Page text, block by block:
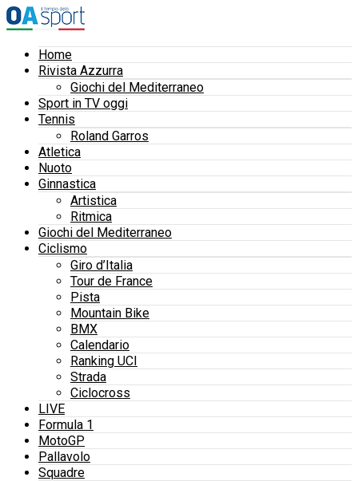
Home
Rivista Azzurra
Giochi del Mediterraneo
Sport in TV oggi
Tennis
Roland Garros
Atletica
Nuoto
Ginnastica
Artistica
Ritmica
Giochi del Mediterraneo
Ciclismo
Giro d’Italia
Tour de France
Pista
Mountain Bike
BMX
Calendario
Ranking UCI
Strada
Ciclocross
LIVE
Formula 1
MotoGP
Pallavolo
Squadre